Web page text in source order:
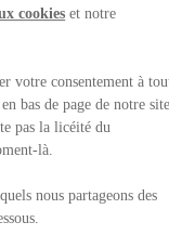
cookies et notre
votre consentement à
bas de page de notre
pas la licéité du
là.
nous partageons des